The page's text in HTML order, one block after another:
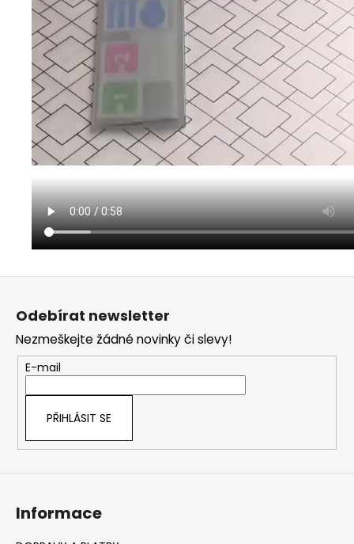
Z
Odebírat newsletter
Nezmeškejte žádné novinky či slevy!
E-mail
PŘIHLÁSIT SE
Informace